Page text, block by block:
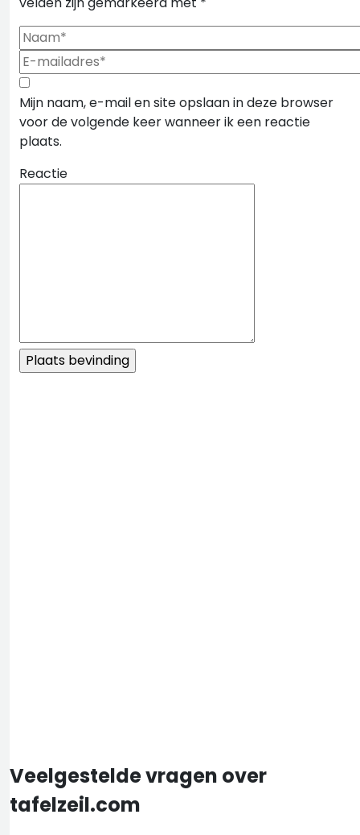
Mijn naam, e-mail en site opslaan in deze browser
voor de volgende keer wanneer ik een reactie
plaats.
Reactie
Veelgestelde vragen over
tafelzeil.com